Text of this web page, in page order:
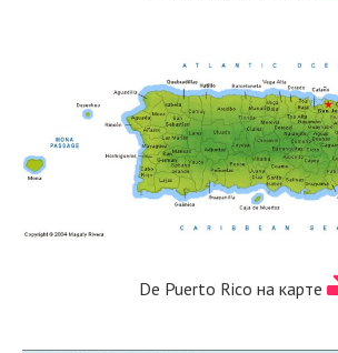
De Puerto Rico на карте